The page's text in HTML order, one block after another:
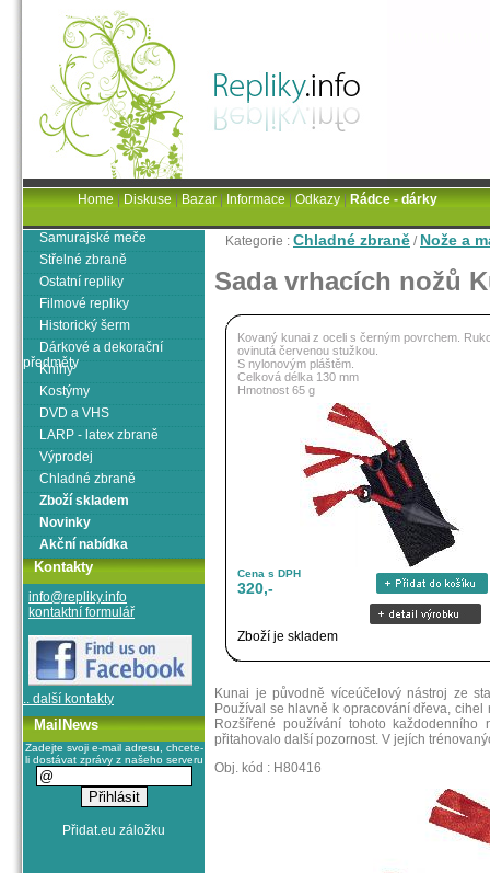
Kategorie : Chladné zbraně / Nože a
Sada vrhacích nožů
Kovaný kunai z oceli s černým povrchem.
ovinutá červenou stužkou.
S nylonovým pláštěm.
Celková délka 130 mm
Hmotnost 65 g
Cena s DPH
320,-
Zboží je skladem
Kunai je původně víceúčelový nástroj ze
Používal se hlavně k opracování dřeva,
Rozšířené používání tohoto
přitahovalo další pozornost. V jejích
Obj. kód : H80416
Samurajské meče
Střelné zbraně
Ostatní repliky
Filmové repliky
Historický šerm
Dárkové a dekorační
předměty
Knihy
Kostýmy
DVD a VHS
LARP - latex zbraně
Výprodej
Chladné zbraně
Zboží skladem
Novinky
Akční nabídka
Kontakty
info@repliky.info
kontaktní formulář
.. další kontakty
MailNews
Zadejte svoji e-mail adresu, chcete-
li dostávat zprávy z našeho serveru
Home|Diskuse|Bazar|Informace|Odkazy|Rádce - dárky